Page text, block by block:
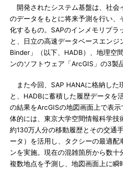
開発されたシステム基盤は、社会
のデータをもとに将来予測を行い、
化するもの。SAPのインメモリプラ
と、日立の高速データベースエン
Binder」（以下、HADB）、地理空
ンのソフトウェア「ArcGIS」の3製
また今回、SAP HANAに格納した
と、HADBに蓄積した履歴データを
の結果をArcGISの地図画面上で表
体的には、東京大学空間情報科学技
約130万人分の移動履歴とその交通
ータ）を活用し、タクシーの最適配
ンを実施。現在の混雑箇所から数
複数地点を予測し、地図画面上に瞬